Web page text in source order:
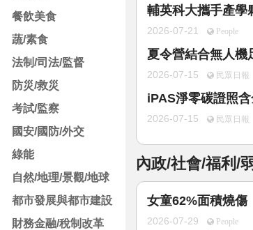
餐飲美食
蔬/素食
法制/司法/監督
防災/救災
考試/監察
國安/國防/外交
綠能
自然/地理/景觀/地球
都市發展與都市建設
財務金融/稅制改革
輔英科大攜手產學
2026-07-21 People
夏令營結合無人機
2026-07-15 民眾日報
iPAS淨零碳證照
2026-07-15 民眾日報
內政/社會/福利/
女童62%面積燒
2026-07-29 People